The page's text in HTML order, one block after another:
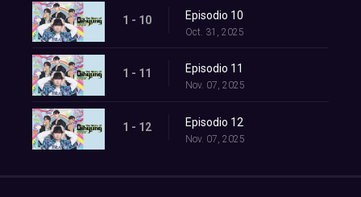
1 - 10 Episodio 10
Oct. 31, 2025
1 - 11 Episodio 11
Nov. 07, 2025
1 - 12 Episodio 12
Nov. 07, 2025